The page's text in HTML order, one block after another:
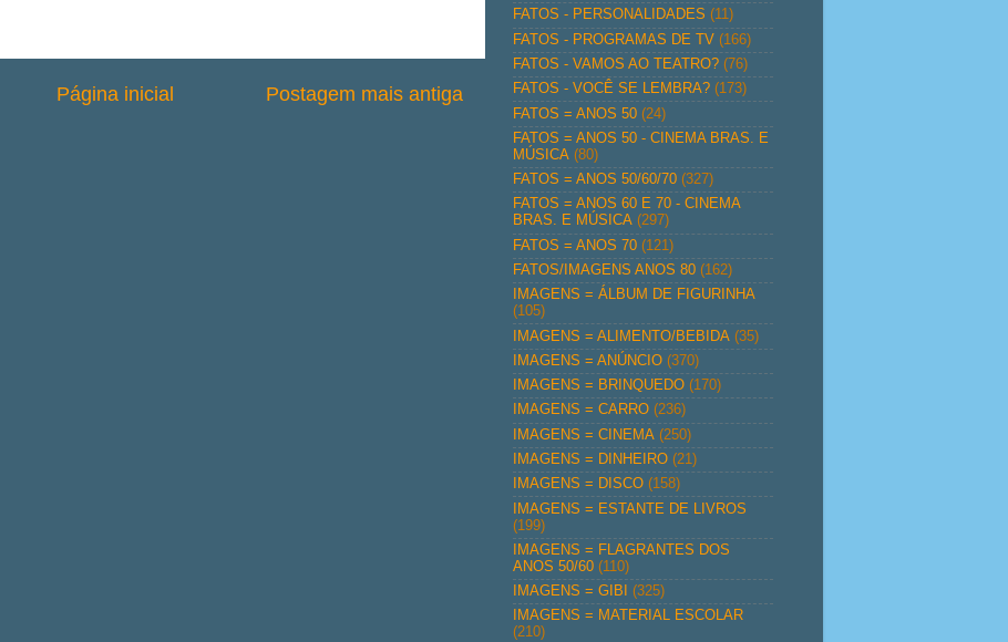
Postagem mais antiga
Página inicial
FATOS - PERSONALIDADES (11)
FATOS - PROGRAMAS DE TV (166)
FATOS - VAMOS AO TEATRO? (76)
FATOS - VOCÊ SE LEMBRA? (173)
FATOS = ANOS 50 (24)
FATOS = ANOS 50 - CINEMA BRAS. E
MÚSICA (80)
FATOS = ANOS 50/60/70 (327)
FATOS = ANOS 60 E 70 - CINEMA
BRAS. E MÚSICA (297)
FATOS = ANOS 70 (121)
FATOS/IMAGENS ANOS 80 (162)
IMAGENS = ÁLBUM DE FIGURINHA
(105)
IMAGENS = ALIMENTO/BEBIDA (35)
IMAGENS = ANÚNCIO (370)
IMAGENS = BRINQUEDO (170)
IMAGENS = CARRO (236)
IMAGENS = CINEMA (250)
IMAGENS = DINHEIRO (21)
IMAGENS = DISCO (158)
IMAGENS = ESTANTE DE LIVROS
(199)
IMAGENS = FLAGRANTES DOS
ANOS 50/60 (110)
IMAGENS = GIBI
(325)
IMAGENS = MATERIAL ESCOLAR
(210)